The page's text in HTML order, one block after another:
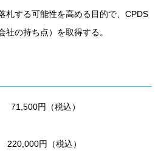
札する可能性を高める目的で、CPDS
の持ち点）を取得する。
円（税込）
円（税込）